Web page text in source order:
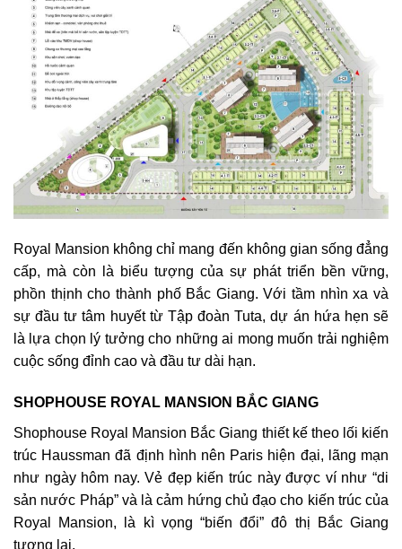
Royal Mansion không chỉ mang đến không gian sống đẳng
cấp, mà còn là biểu tượng của sự phát triển bền vững,
phồn thịnh cho thành phố Bắc Giang. Với tầm nhìn xa và
sự đầu tư tâm huyết từ Tập đoàn Tuta, dự án hứa hẹn sẽ
là lựa chọn lý tưởng cho những ai mong muốn trải nghiệm
cuộc sống đỉnh cao và đầu tư dài hạn.
SHOPHOUSE ROYAL MANSION BẮC GIANG
Shophouse Royal Mansion Bắc Giang thiết kế theo lối kiến
trúc Haussman đã định hình nên Paris hiện đại, lãng mạn
như ngày hôm nay. Vẻ đẹp kiến trúc này được ví như “di
sản nước Pháp” và là cảm hứng chủ đạo cho kiến trúc của
Royal Mansion, là kì vọng “biến đổi” đô thị Bắc Giang
tương lai.